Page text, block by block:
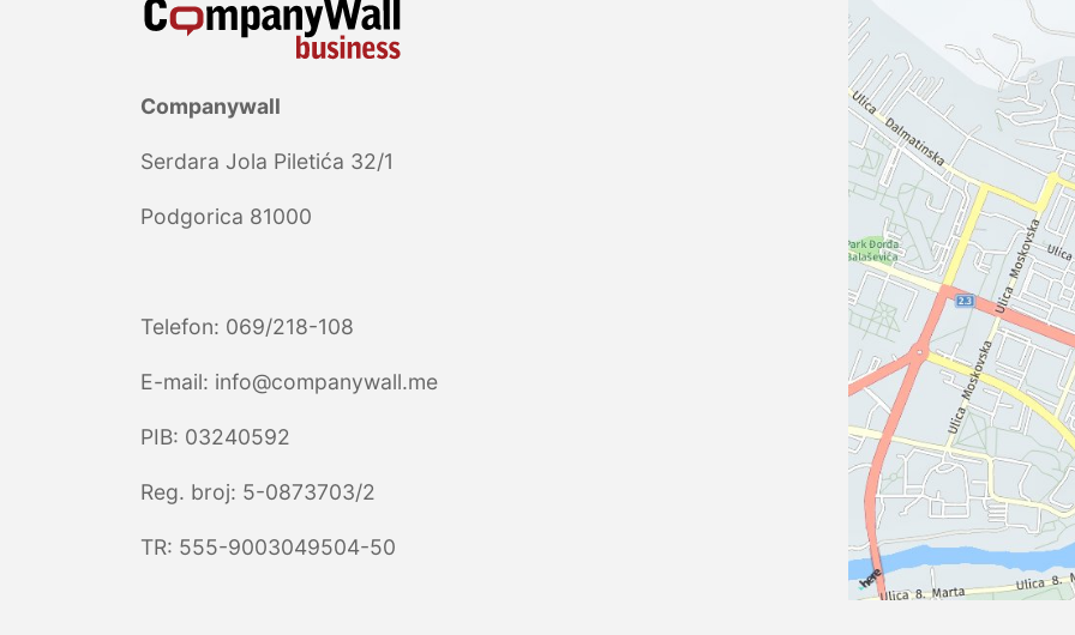
Companywall
Serdara Jola Piletića 32/1
Podgorica 81000
Telefon: 069/218-108
E-mail: info@companywall.me
PIB: 03240592
Reg. broj: 5-0873703/2
TR: 555-9003049504-50